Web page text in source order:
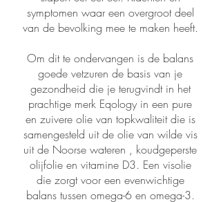
symptomen waar een overgroot deel
van de bevolking mee te maken heeft.
Om dit te ondervangen is de balans
goede vetzuren de basis van je
gezondheid die je terugvindt in het
prachtige merk Eqology in een pure
en zuivere olie van topkwaliteit die is
samengesteld uit de olie van wilde vis
uit de Noorse wateren , koudgeperste
olijfolie en vitamine D3. Een visolie
die zorgt voor een evenwichtige
balans tussen omega-6 en omega-3.